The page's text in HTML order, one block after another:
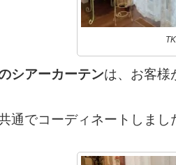
シアーカーテンは、 お客様
通でコーディネートしまし